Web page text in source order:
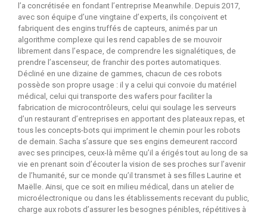
l’a concrétisée en fondant l’entreprise Meanwhile. Depuis 2017,
avec son équipe d’une vingtaine d’experts, ils conçoivent et
fabriquent des engins truffés de capteurs, animés par un
algorithme complexe qui les rend capables de se mouvoir
librement dans l’espace, de comprendre les signalétiques, de
prendre l’ascenseur, de franchir des portes automatiques.
Décliné en une dizaine de gammes, chacun de ces robots
possède son propre usage : il y a celui qui convoie du matériel
médical, celui qui transporte des wafers pour faciliter la
fabrication de microcontrôleurs, celui qui soulage les serveurs
d’un restaurant d’entreprises en apportant des plateaux repas, et
tous les concepts-bots qui impriment le chemin pour les robots
de demain. Sacha s’assure que ses engins demeurent raccord
avec ses principes, ceux-là même qu’il a érigés tout au long de sa
vie en prenant soin d’écouter la vision de ses proches sur l’avenir
de l’humanité, sur ce monde qu’il transmet à ses filles Laurine et
Maëlle. Ainsi, que ce soit en milieu médical, dans un atelier de
microélectronique ou dans les établissements recevant du public,
charge aux robots d’assurer les besognes pénibles, répétitives à